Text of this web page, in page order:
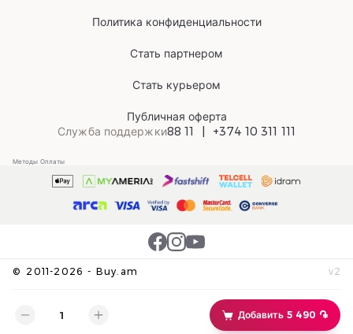
Добавить 5 490 ֏
Политика конфиденциальности
Стать партнером
Стать курьером
Публичная оферта
Служба поддержки88 11 +374 10 311 111
© 2011-2026 - Buy.am v2
Методы Оплаты